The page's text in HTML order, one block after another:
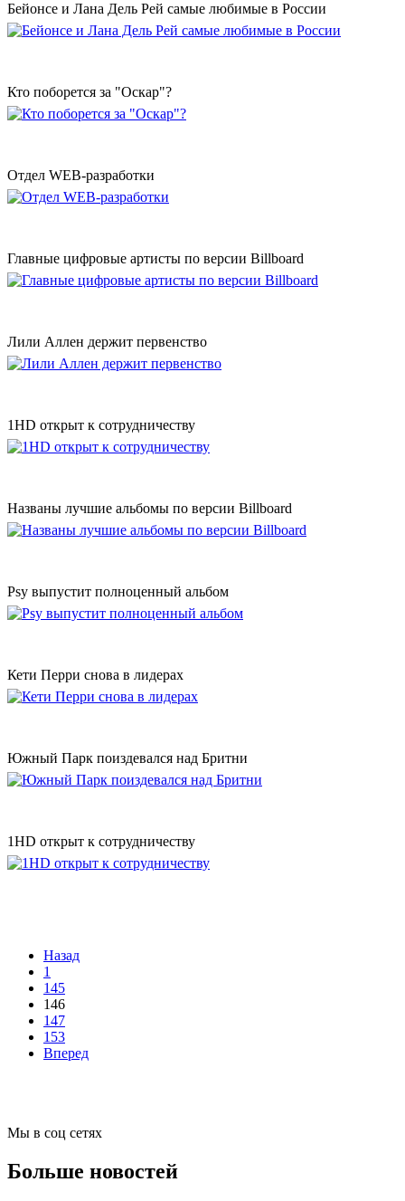
Бейонсе и Лана Дель Рей самые любимые в России
Кто поборется за "Оскар"?
Отдел WEB-разработки
Главные цифровые артисты по версии Billboard
Лили Аллен держит первенство
1HD открыт к сотрудничеству
Названы лучшие альбомы по версии Billboard
Psy выпустит полноценный альбом
Кети Перри снова в лидерах
Южный Парк поиздевался над Бритни
1HD открыт к сотрудничеству
Назад
1
145
146
147
153
Вперед
Мы в соц сетях
Больше новостей